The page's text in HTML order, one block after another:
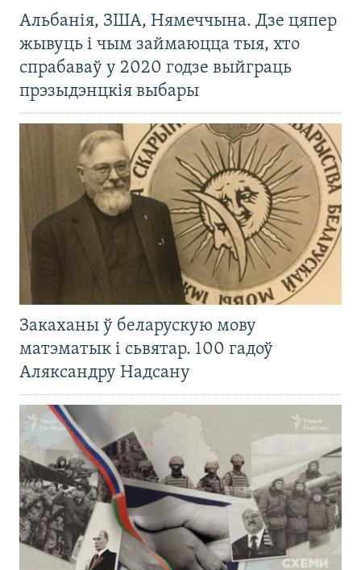
Альбанія, ЗША, Нямеччына. Дзе цяпер
жывуць і чым займаюцца тыя, хто
спрабаваў у 2020 годзе выйграць
прэзыдэнцкія выбары
Закаханы ў беларускую мову
матэматык і сьвятар. 100 гадоў
Аляксандру Надсану